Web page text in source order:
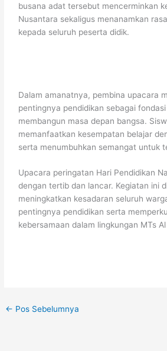
busana adat tersebut mencerminkan
Nusantara sekaligus menanamkan
kepada seluruh peserta didik.
Dalam amanatnya, pembina upacara
pentingnya pendidikan sebagai
membangun masa depan bangsa.
memanfaatkan kesempatan belajar
serta menumbuhkan semangat untuk
Upacara peringatan Hari Pendidikan
dengan tertib dan lancar. Kegiatan ini
meningkatkan kesadaran seluruh
pentingnya pendidikan serta
kebersamaan dalam lingkungan MTs
← Pos Sebelumnya